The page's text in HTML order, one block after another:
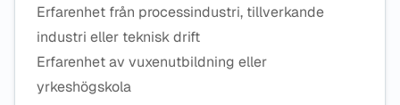
Erfarenhet från processindustri, tillverkande
industri eller teknisk drift
Erfarenhet av vuxenutbildning eller
yrkeshögskola